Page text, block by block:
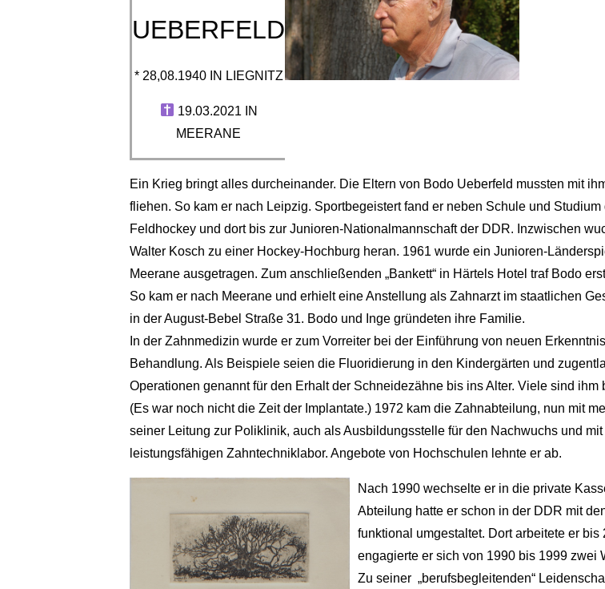
UEBERFELD
* 28,08.1940 IN LIEGNITZ
19.03.2021 IN
MEERANE
Ein Krieg bringt alles durcheinander. Die Eltern von Bodo Ueberfeld mussten mit
fliehen. So kam er nach Leipzig. Sportbegeistert fand er neben Schule und
Feldhockey und dort bis zur Junioren-Nationalmannschaft der DDR. Inzwischen
Walter Kosch zu einer Hockey-Hochburg heran. 1961 wurde ein Junioren-
Meerane ausgetragen. Zum anschließenden „Bankett“ in Härtels Hotel traf Bodo
So kam er nach Meerane und erhielt eine Anstellung als Zahnarzt im staatlichen
in der August-Bebel Straße 31. Bodo und Inge gründeten ihre Familie.
In der Zahnmedizin wurde er zum Vorreiter bei der Einführung von neuen
Behandlung. Als Beispiele seien die Fluoridierung in den Kindergärten und
Operationen genannt für den Erhalt der Schneidezähne bis ins Alter. Viele sind ihm
(Es war noch nicht die Zeit der Implantate.) 1972 kam die Zahnabteilung, nun mit
seiner Leitung zur Poliklinik, auch als Ausbildungsstelle für den Nachwuchs und
leistungsfähigen Zahntechniklabor. Angebote von Hochschulen lehnte er ab.
Nach 1990 wechselte er in die private
Abteilung hatte er schon in der DDR mit
funktional umgestaltet. Dort arbeitete er bis
engagierte er sich von 1990 bis 1999 zwei
Zu seiner „berufsbegleitenden“